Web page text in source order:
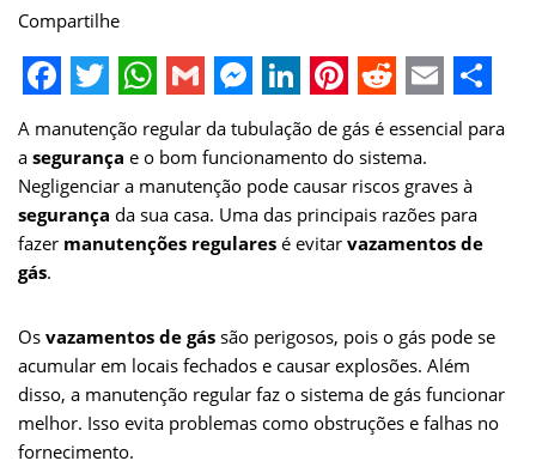
Compartilhe
F
a
c
e
b
o
k
T
w
i
t
t
r
W
h
a
t
s
p
p
G
m
a
i
l
M
e
s
s
e
g
e
r
L
i
n
k
e
I
n
P
i
n
t
e
e
s
t
R
e
d
d
i
E
m
a
i
l
S
h
a
r
e
A manutenção regular da tubulação de gás é essencial para
a segurança e o bom funcionamento do sistema.
Negligenciar a manutenção pode causar riscos graves à
segurança da sua casa. Uma das principais razões para
fazer manutenções regulares é evitar vazamentos de
gás.
Os vazamentos de gás são perigosos, pois o gás pode se
acumular em locais fechados e causar explosões. Além
disso, a manutenção regular faz o sistema de gás funcionar
melhor. Isso evita problemas como obstruções e falhas no
fornecimento.